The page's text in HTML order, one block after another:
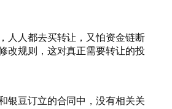
人人都去买转让，又怕资金链断
改规则，这对真正需要转让的投
银豆订立的合同中，没有相关关